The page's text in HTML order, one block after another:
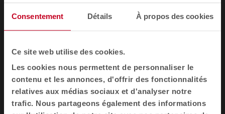
Consentement Détails À propos des cookies
Ce site web utilise des cookies.
Les cookies nous permettent de personnaliser le
contenu et les annonces, d'offrir des fonctionnalités
relatives aux médias sociaux et d'analyser notre
trafic. Nous partageons également des informations
Tables
Fauteuils et canapés
Cloisons
Meubles de rangement pour bureau
Agile